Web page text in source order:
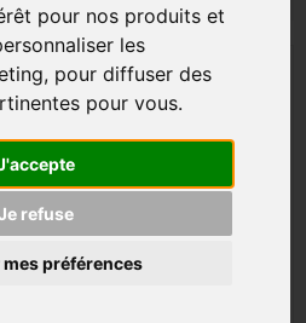
pour nos produits et
les
, pour diffuser des
pour vous.
refuse
préférences